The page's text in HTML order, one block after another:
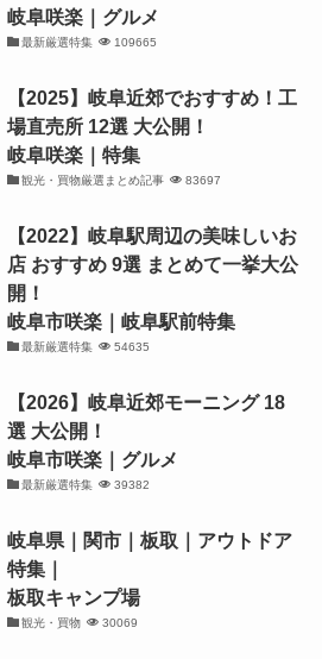
岐阜咲楽｜グルメ
最新厳選特集 109665
【2025】岐阜近郊でおすすめ！工
場直売所 12選 大公開！
岐阜咲楽｜特集
観光・買物厳選まとめ記事 83697
【2022】岐阜駅周辺の美味しいお
店 おすすめ 9選 まとめて一挙大公
開！
岐阜市咲楽｜岐阜駅前特集
最新厳選特集 54635
【2026】岐阜近郊モーニング 18
選 大公開！
岐阜市咲楽｜グルメ
最新厳選特集 39382
岐阜県｜関市｜板取｜アウトドア
特集｜
板取キャンプ場
観光・買物 30069